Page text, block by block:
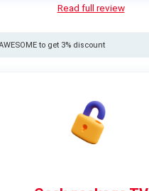
Read full review
to get 3% discount